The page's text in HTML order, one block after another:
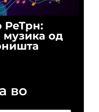
РеТрн:
музика од
во